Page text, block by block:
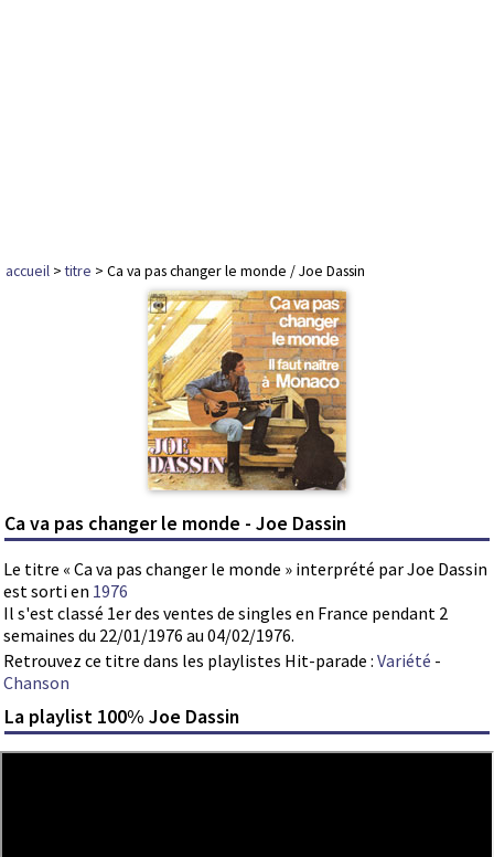
accueil >titre > Ca va pas changer le monde / Joe Dassin
Ca va pas changer le monde - Joe Dassin
Le titre « Ca va pas changer le monde » interprété par Joe Dassin
est sorti en 1976
Il s'est classé 1er des ventes de singles en France pendant 2
semaines du 22/01/1976 au 04/02/1976.
Retrouvez ce titre dans les playlistes Hit-parade : Variété -
Chanson
La playlist 100% Joe Dassin